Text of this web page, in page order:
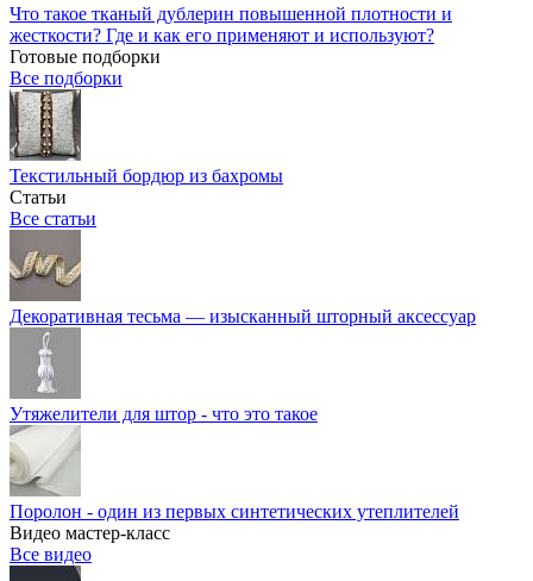
Что такое тканый дублерин повышенной плотности и
жесткости? Где и как его применяют и используют?
Готовые подборки
Все подборки
Текстильный бордюр из бахромы
Статьи
Все статьи
Декоративная тесьма — изысканный шторный аксессуар
Утяжелители для штор - что это такое
Поролон - один из первых синтетических утеплителей
Видео мастер-класс
Все видео